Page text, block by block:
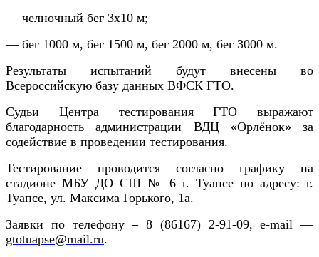
— челночный бег 3х10 м;
— бег 1000 м, бег 1500 м, бег 2000 м, бег 3000 м.
Результаты испытаний будут внесены во
Всероссийскую базу данных ВФСК ГТО.
Судьи Центра тестирования ГТО выражают
благодарность администрации ВДЦ «Орлёнок» за
содействие в проведении тестирования.
Тестирование проводится согласно графику на
стадионе МБУ ДО СШ № 6 г. Туапсе по адресу: г.
Туапсе, ул. Максима Горького, 1а.
Заявки по телефону – 8 (86167) 2-91-09, e-mail —
gtotuapse@mail.ru.